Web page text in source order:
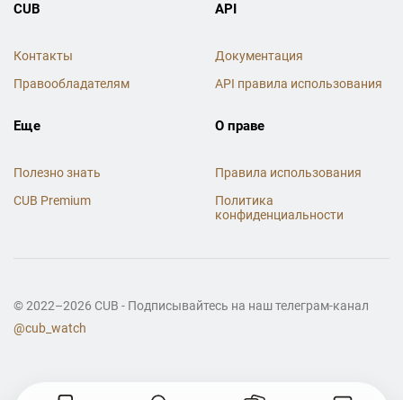
CUB
Контакты
Правообладателям
API
Документация
API правила использования
Еще
Полезно знать
CUB Premium
О праве
Правила использования
Политика
конфиденциальности
© 2022–2026 CUB - Подписывайтесь на наш телеграм-канал
@cub_watch